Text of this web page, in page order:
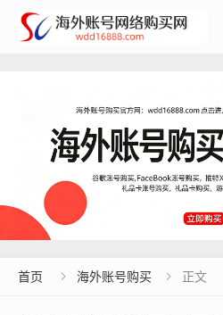
首页  海外账号购买  正文